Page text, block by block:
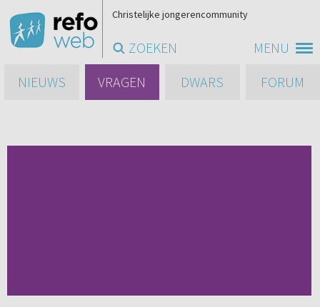
MENU
Christelijke jongerencommunity
ZOEKEN
NIEUWS
VRAGEN DWARS FORUM